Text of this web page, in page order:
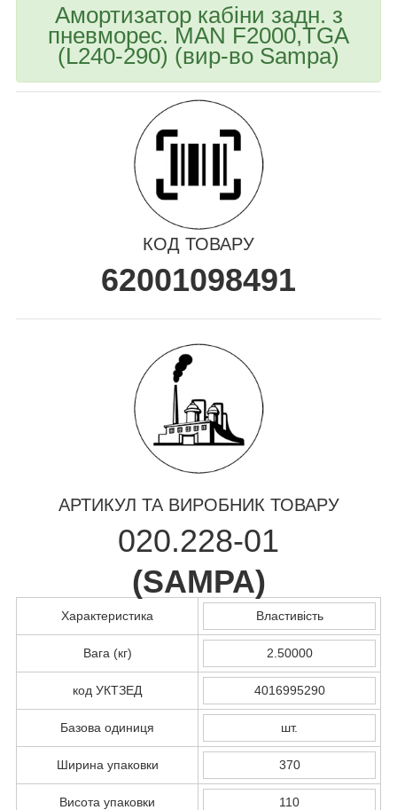
Амортизатор кабіни задн. з
пневморес. MAN F2000,TGA
(L240-290) (вир-во Sampa)
КОД ТОВАРУ
62001098491
АРТИКУЛ ТА ВИРОБНИК ТОВАРУ
020.228-01
(SAMPA)
Характеристика Властивість
Вага (кг) 2.50000
код УКТЗЕД 4016995290
Базова одиниця шт.
Ширина упаковки 370
Висота упаковки 110